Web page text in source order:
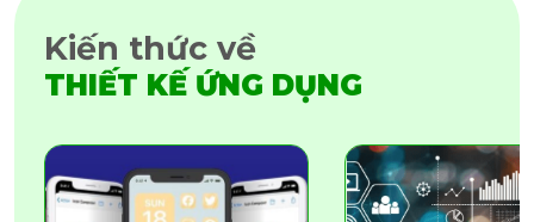
Kiến thức về
THIẾT KẾ ỨNG DỤNG